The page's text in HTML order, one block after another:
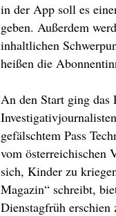
in der App soll es
geben. Außerdem
inhaltlichen
heißen die
An den Start ging das
gefälschtem Pass
vom österreichischen
sich, Kinder zu
Magazin“ schreibt,
Dienstagfrüh